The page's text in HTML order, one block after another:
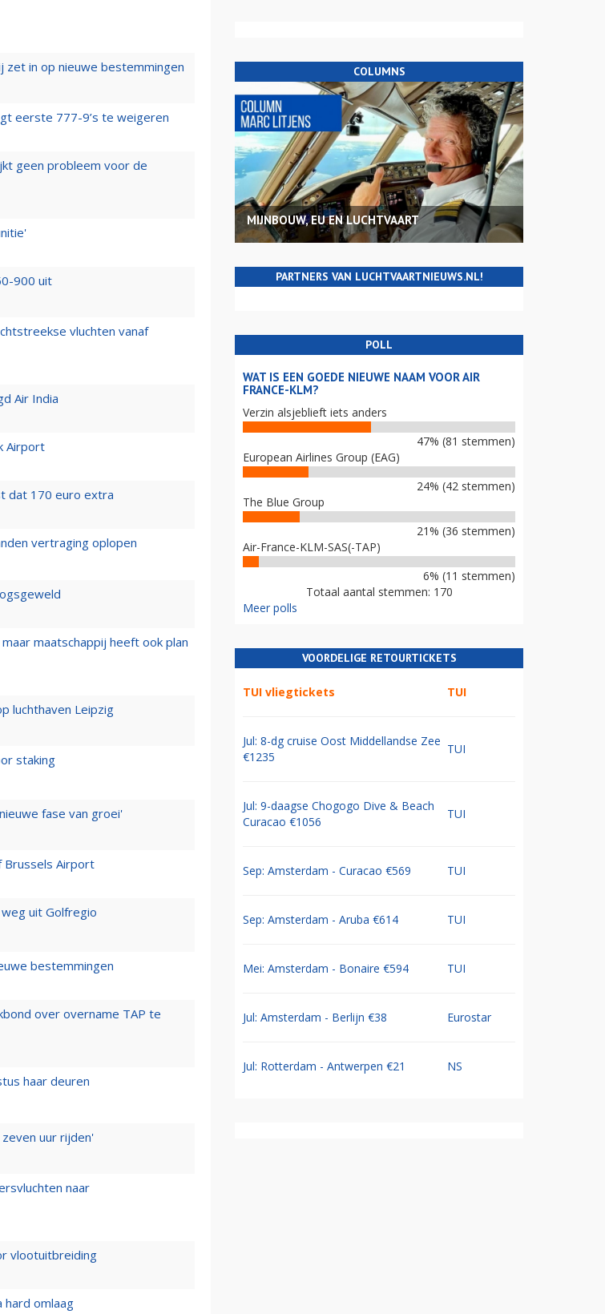
zet in op nieuwe bestemmingen
eerste 777-9’s te weigeren
geen probleem voor de
900 uit
vluchten vanaf
Air India
Airport
dat 170 euro extra
vertraging oplopen
maatschappij heeft ook plan
luchthaven Leipzig
staking
fase van groei'
Brussels Airport
uit Golfregio
bestemmingen
over overname TAP te
haar deuren
uur rijden'
naar
vlootuitbreiding
hard omlaag
COLUMNS
MIJNBOUW, EU EN LUCHTVAART
PARTNERS VAN LUCHTVAARTNIEUWS.NL!
POLL
WAT IS EEN GOEDE NIEUWE NAAM VOOR AIR
FRANCE-KLM?
Verzin alsjeblieft iets anders
47% (81 stemmen)
European Airlines Group (EAG)
24% (42 stemmen)
The Blue Group
21% (36 stemmen)
Air-France-KLM-SAS(-TAP)
6% (11 stemmen)
Totaal aantal stemmen: 170
Meer polls
VOORDELIGE RETOURTICKETS
TUI vliegtickets TUI
Jul: 8-dg cruise Oost Middellandse Zee
€1235
TUI
Jul: 9-daagse Chogogo Dive & Beach
Curacao €1056
TUI
Sep: Amsterdam - Curacao €569 TUI
Sep: Amsterdam - Aruba €614 TUI
Mei: Amsterdam - Bonaire €594 TUI
Jul: Amsterdam - Berlijn €38 Eurostar
Jul: Rotterdam - Antwerpen €21 NS